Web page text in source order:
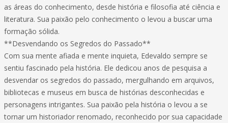
as áreas do conhecimento, desde história e filosofia até ciência e
literatura. Sua paixão pelo conhecimento o levou a buscar uma
formação sólida.
**Desvendando os Segredos do Passado**
Com sua mente afiada e mente inquieta, Edevaldo sempre se
sentiu fascinado pela história. Ele dedicou anos de pesquisa a
desvendar os segredos do passado, mergulhando em arquivos,
bibliotecas e museus em busca de histórias desconhecidas e
personagens intrigantes. Sua paixão pela história o levou a se
tornar um historiador renomado, reconhecido por sua capacidade